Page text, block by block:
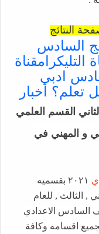
النتائج
السادس
التليكرامقناة
ادبي
تعلم؟ أخبار
2021 الدور الثاني القسم العلمي
و المهني في
٢٠٢١ بقسميه
, الثالث , للعام
الصف السادس الاعدادي
اقسامه وكافة